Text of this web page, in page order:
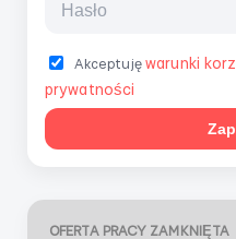
Akceptujęwarunki
prywatności
OFERTA PRACY ZAMKNIĘTA